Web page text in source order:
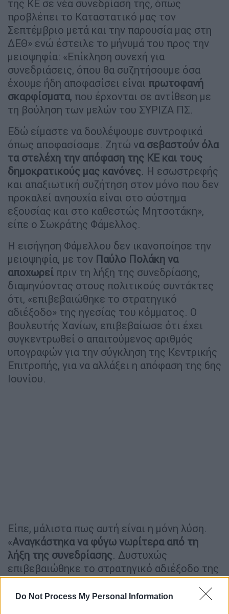
Do Not Process My Personal Information
της ΚΕ σε νέα συνεδρίασή της, όπως
προβλέπει το Καταστατικό μας τον
Σεπτέμβριο μετά και την παρουσία μας στη
ΔΕΘ» ενώ έστειλε το μήνυμά του προς την
μειοψηφία: «Επίκληση συνεχή για
συνεδριάσεις, όπου θα συζητήσουμε όσα
έχουμε ήδη αποφασίσει είναι πρωτοφανή
σκαρφίσματα, που έρχονται σε αντίθεση με
τη βούληση των μελών του ΣΥΡΙΖΑ ΠΣ.
Εδώ είμαστε να δουλέψουμε συντροφικά
όπως αποφασίσαμε. Ζητώ να σεβαστούν όλα
τα στελέχη την απόφαση της ΚΕ και τους
δημοκρατικούς μας κανόνες. Η εσωστρεφής
και απαξιωτική συζήτηση στον μόνο που δεν
προκαλεί ανησυχία είναι στο σύστημα
εξουσίας και στο καθεστώς Μητσοτάκη»,
είπε ο Σωκράτης Φάμελλος.
Η εισήγηση Φάμελλου δεν ικανοποίησε την
μειοψηφία, με τον Παύλο Πολάκη να
αποχωρεί πριν τη λήξη της συνεδρίασης,
διαμηνύοντας στους πολιτικούς συντάκτες
ότι, «επιβεβαιώθηκε το στρατηγικό
αδιέξοδο» της ηγεσίας του κόμματος. Ο
βουλευτής Χανίων, επιβεβαίωσε ότι έχει
συγκεντρωθεί ο απαιτούμενος αριθμός
υπογραφών για την σύγκληση της Κεντρικής
Επιτροπής, για να αλλάξει η απόφαση της 6ης
Ιουνίου.
Είπε, μάλιστα πως αυτή είναι η μόνη λύση.
«Αναγκάστηκα να φύγω νωρίτερα από τη
λήξη της συνεδρίασης. Δυστυχώς
επιβεβαιώθηκε το στρατηγικό αδιέξοδο της
πολιτικής που ακολουθεί αυτή τη στιγμή με
βάση την απόφαση της Κεντρικής Επιτροπής